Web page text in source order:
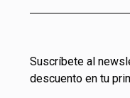
Suscríbete al
descuento en tu